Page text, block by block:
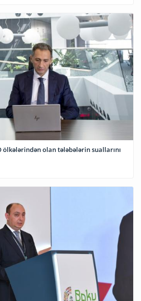
ölkələrindən olan tələbələrin suallarını